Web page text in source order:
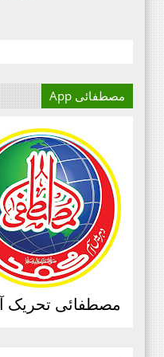
مصطفائی App
مصطفائی تحریک
آج کا دور
اور کسی بھی
نتائج کے
انکار نہیں
علی عمران
آباد ڈویژن
قاسم